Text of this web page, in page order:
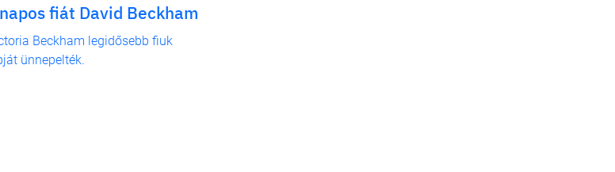
fiát David Beckham
Beckham legidősebb fiuk
ünnepelték.